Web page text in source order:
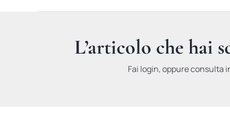
L’articolo che hai
Fai login, oppure consulta